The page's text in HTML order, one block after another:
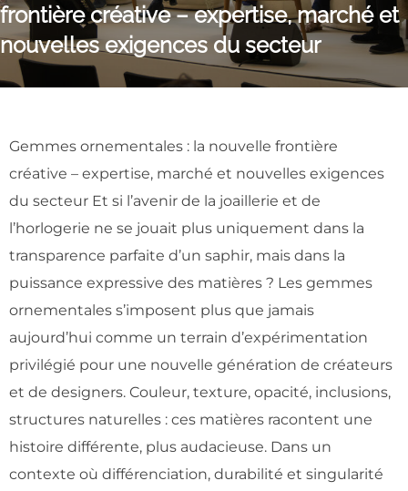
frontière créative – expertise, marché et
nouvelles exigences du secteur
Gemmes ornementales : la nouvelle frontière
créative – expertise, marché et nouvelles exigences
du secteur Et si l’avenir de la joaillerie et de
l’horlogerie ne se jouait plus uniquement dans la
transparence parfaite d’un saphir, mais dans la
puissance expressive des matières ? Les gemmes
ornementales s’imposent plus que jamais
aujourd’hui comme un terrain d’expérimentation
privilégié pour une nouvelle génération de créateurs
et de designers. Couleur, texture, opacité, inclusions,
structures naturelles : ces matières racontent une
histoire différente, plus audacieuse. Dans un
contexte où différenciation, durabilité et singularité